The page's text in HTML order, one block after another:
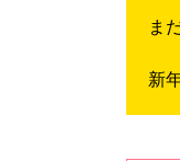
ま
新